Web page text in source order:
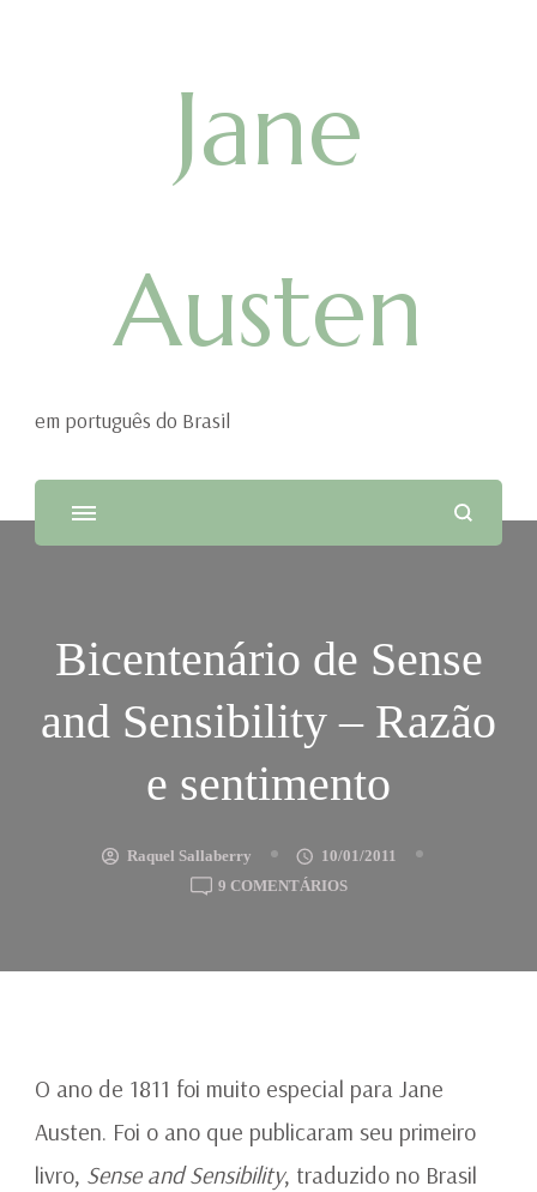
Jane
Austen
em português do Brasil
Bicentenário de Sense
and Sensibility – Razão
e sentimento
Raquel Sallaberry
10/01/2011
9 COMENTÁRIOSEM
SENSE
E
SENTIMENTO
O ano de 1811 foi muito especial para Jane
Austen. Foi o ano que publicaram seu primeiro
livro, Sense and Sensibility, traduzido no Brasil